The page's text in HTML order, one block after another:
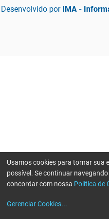
Desenvolvido por IMA -
Usamos cookies para tornar sua
possível. Se continuar
concordar com nossa Política de
Gerenciar Cookies...
Erro ao enviar informações,